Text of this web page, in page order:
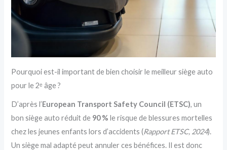
Pourquoi est-il important de bien choisir le meilleur siège auto
pour le 2ᵉ âge ?
D’après l’European Transport Safety Council (ETSC), un
bon siège auto réduit de 90 % le risque de blessures mortelles
chez les jeunes enfants lors d’accidents (Rapport ETSC, 2024).
Un siège mal adapté peut annuler ces bénéfices. Il est donc